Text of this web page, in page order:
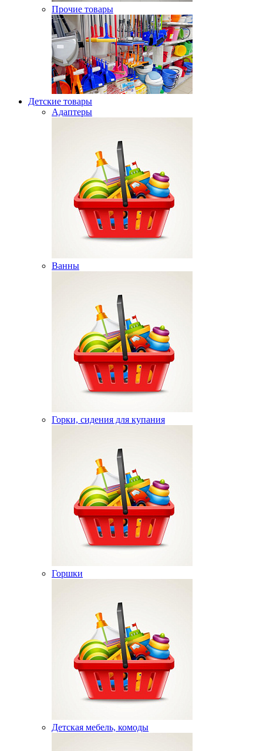
Прочие товары
Детские товары
Адаптеры
Ванны
Горки, сидения для купания
Горшки
Детская мебель, комоды